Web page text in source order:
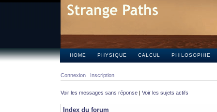
HOME PHYSIQUE CALCUL PHILOSOPHIE
Connexion Inscription
Voir les messages sans réponse | Voir les sujets actifs
Index du forum